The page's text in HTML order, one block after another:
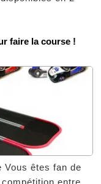
faire la course !
Vous êtes fan de
entre